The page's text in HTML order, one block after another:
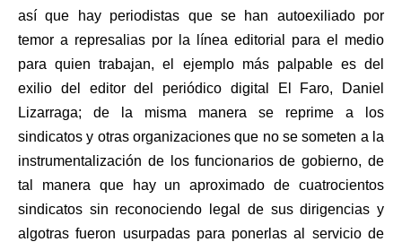
así que hay periodistas que se han autoexiliado por
temor a represalias por la línea editorial para el medio
para quien trabajan, el ejemplo más palpable es del
exilio del editor del periódico digital El Faro, Daniel
Lizarraga; de la misma manera se reprime a los
sindicatos y otras organizaciones que no se someten a la
instrumentalización de los funcionarios de gobierno, de
tal manera que hay un aproximado de cuatrocientos
sindicatos sin reconociendo legal de sus dirigencias y
algotras fueron usurpadas para ponerlas al servicio de